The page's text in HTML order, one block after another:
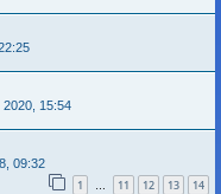
2020, 15:54
09:32
1 … 11 12 13 14